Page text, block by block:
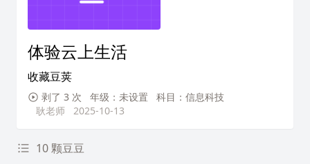
体验云上生活
收藏豆荚
剥了 3 次 年级：未设置
科目：信息科技
耿老师
2025-10-13
10 颗豆豆